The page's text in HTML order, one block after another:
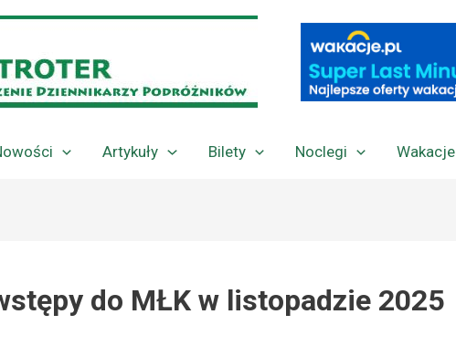
Artykuły Bilety Noclegi Wakacje
do MŁK w listopadzie 2025